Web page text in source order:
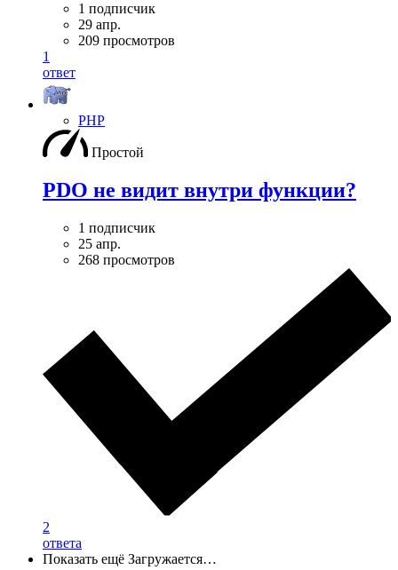
1 подписчик
29 апр.
209 просмотров
1
ответ
PHP
Простой
PDO не видит внутри функции?
1 подписчик
25 апр.
268 просмотров
2
ответа
Показать ещё Загружается…